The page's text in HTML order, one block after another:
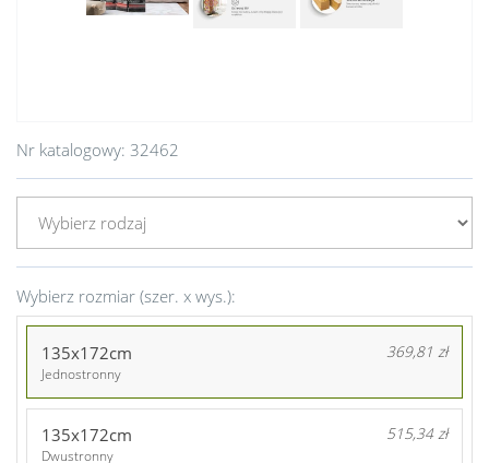
Nr katalogowy: 32462
Wybierz rozmiar (szer. x wys.):
135x172cm 369,81 zł
Jednostronny
135x172cm 515,34 zł
Dwustronny